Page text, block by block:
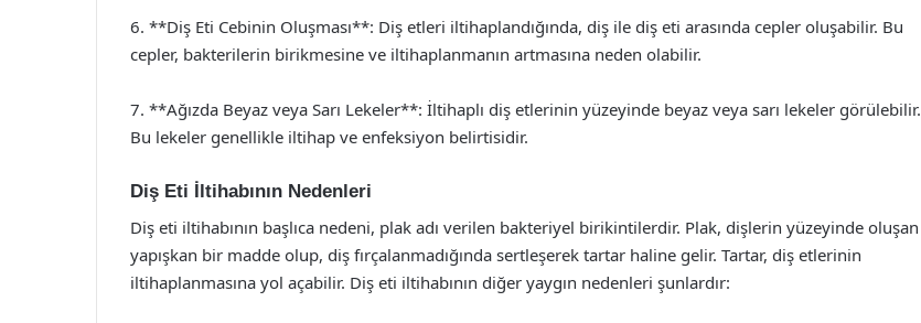
6. **Diş Eti Cebinin Oluşması**: Diş etleri iltihaplandığında, diş ile diş eti arasında cepler oluşabilir. Bu
cepler, bakterilerin birikmesine ve iltihaplanmanın artmasına neden olabilir.
7. **Ağızda Beyaz veya Sarı Lekeler**: İltihaplı diş etlerinin yüzeyinde beyaz veya sarı lekeler görülebilir.
Bu lekeler genellikle iltihap ve enfeksiyon belirtisidir.
Diş Eti İltihabının Nedenleri
Diş eti iltihabının başlıca nedeni, plak adı verilen bakteriyel birikintilerdir. Plak, dişlerin yüzeyinde oluşan
yapışkan bir madde olup, diş fırçalanmadığında sertleşerek tartar haline gelir. Tartar, diş etlerinin
iltihaplanmasına yol açabilir. Diş eti iltihabının diğer yaygın nedenleri şunlardır: